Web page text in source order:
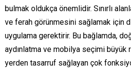
bulmak oldukça önemlidir. Sınırlı
ve ferah görünmesini sağlamak için
uygulama gerektirir. Bu bağlamda,
aydınlatma ve mobilya seçimi büyük
yerden tasarruf sağlayan çok